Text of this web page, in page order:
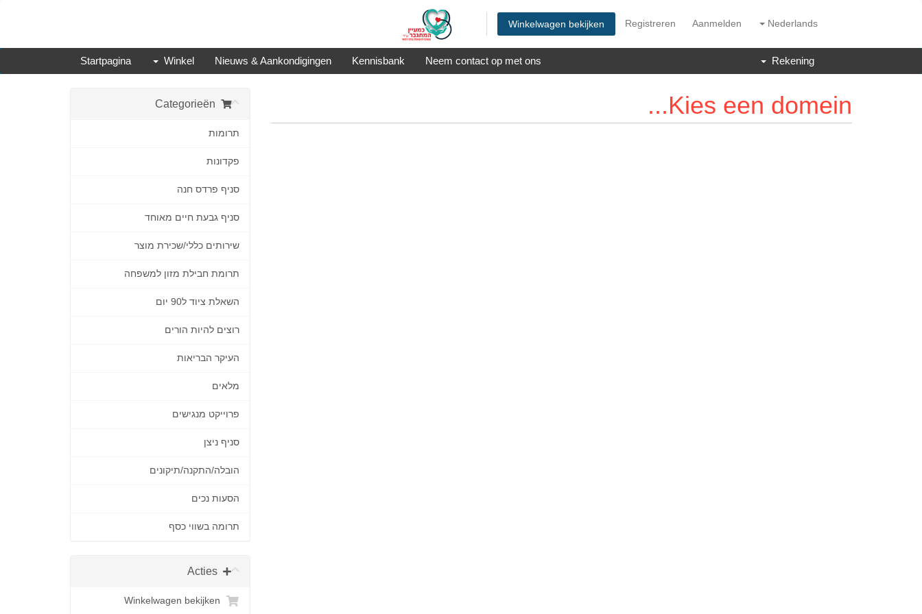
Nederlands
Aanmelden
Registreren
Winkelwagen bekijken
Startpagina Winkel Nieuws & Aankondigingen Kennisbank Neem contact op met ons Rekening
תרומות
פקדונות
סניף פרדס חנה
סניף גבעת חיים מאוחד
שירותים כללי/שכירת מוצר
תרומת חבילת מזון למשפחה
השאלת ציוד ל90 יום
רוצים להיות הורים
העיקר הבריאות
מלאים
פרוייקט מנגישים
סניף ניצן
הובלה/התקנה/תיקונים
הסעות נכים
תרומה בשווי כסף
Acties
Kies een domein...